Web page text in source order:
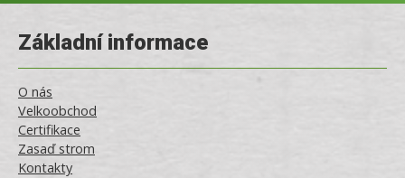
Základní informace
O nás
Velkoobchod
Certifikace
Zasaď strom
Kontakty